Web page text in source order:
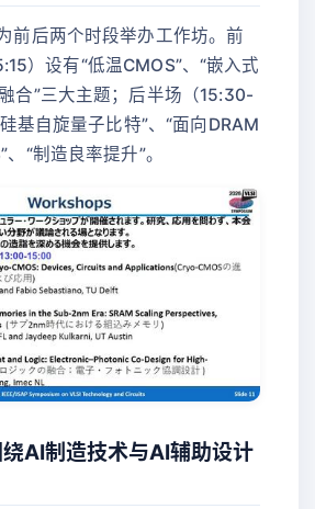
前后两个时段举办工作坊。前
）设有“低温CMOS”、“嵌入式
合”三大主题；后半场（15:30-
基自旋量子比特”、“面向DRAM
“制造良率提升”。
AI制造技术与AI辅助设计